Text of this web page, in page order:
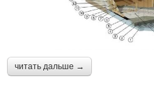
читать дальше →